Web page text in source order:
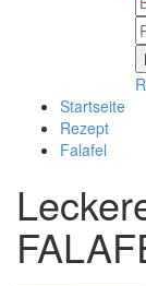
Startseite
Rezept
Falafel